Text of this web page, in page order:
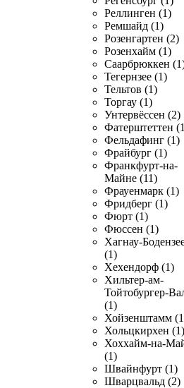
Реллинген (1)
Ремшайд (1)
Розенгартен (2)
Розенхайм (1)
Саарбрюккен
Тегернзее (1)
Тельтов (1)
Торгау (1)
Унтервёссен (2)
Фатерштеттен
Фельдафинг (1)
Фрайбург (1)
Франкфурт-на-
Майне (11)
Фрауенмарк (1)
Фридберг (1)
Фюрт (1)
Фюссен (1)
Хагнау-
(1)
Хехендорф (1)
Хильтер-ам-
Тойтобургер-
(1)
Хойзенштамм
Хольцкирхен (1)
Хоххайм-на-
(1)
Швайнфурт (1)
Шварцвальд (2)